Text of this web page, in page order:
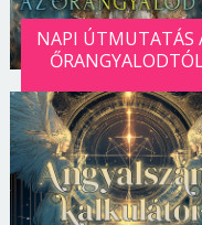
NAPI ÚTMUTATÁS
E-mail cím vagy